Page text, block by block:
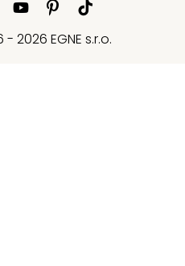
2026 EGNE s.r.o.